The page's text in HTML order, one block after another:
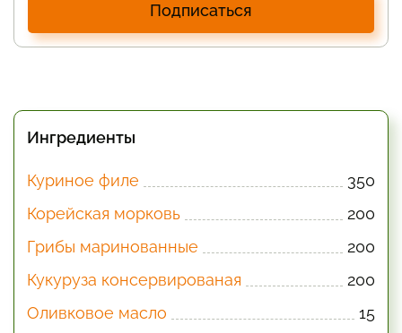
Подписаться
Ингредиенты
Куриное филе
350
Корейская морковь
200
Грибы маринованные
200
Кукуруза консервированая
200
Оливковое масло
15